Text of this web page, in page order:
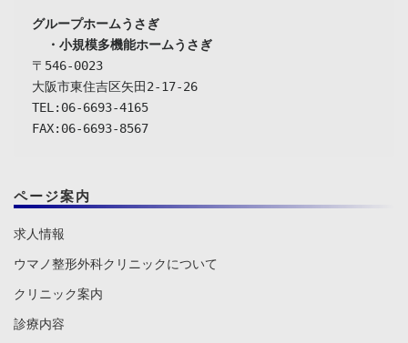
グループホームうさぎ
  ・小規模多機能ホームうさぎ
〒546-0023
大阪市東住吉区矢田2-17-26
TEL:06-6693-4165
FAX:06-6693-8567
ページ案内
求人情報
ウマノ整形外科クリニックについて
クリニック案内
診療内容